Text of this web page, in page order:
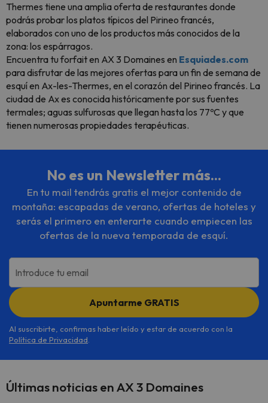
Thermes tiene una amplia oferta de restaurantes donde
podrás probar los platos típicos del Pirineo francés,
elaborados con uno de los productos más conocidos de la
zona: los espárragos.
Encuentra tu forfait en AX 3 Domaines en Esquiades.com
para disfrutar de las mejores ofertas para un fin de semana de
esquí en Ax-les-Thermes, en el corazón del Pirineo francés. La
ciudad de Ax es conocida históricamente por sus fuentes
termales; aguas sulfurosas que llegan hasta los 77ºC y que
tienen numerosas propiedades terapéuticas.
No es un Newsletter más...
En tu mail tendrás gratis el mejor contenido de
montaña: escapadas de verano, ofertas de hoteles y
serás el primero en enterarte cuando empiecen las
ofertas de la nueva temporada de esquí.
Introduce tu email
Apuntarme GRATIS
Al suscribirte, confirmas haber leído y estar de acuerdo con la
Política de Privacidad
Últimas noticias en AX 3 Domaines